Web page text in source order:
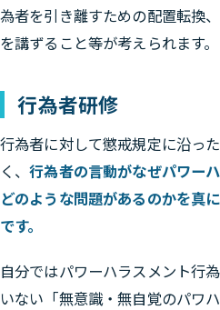
為者を引き離すための配置転換
を講ずること等が考えられます。
行為者研修
行為者に対して懲戒規定に沿っ
く、行為者の言動がなぜパワー
どのような問題があるのかを真
です。
自分ではパワーハラスメント行
いない「無意識・無自覚のパワ